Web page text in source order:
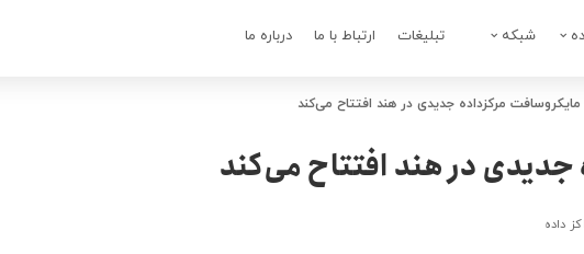
شبکه تبلیغات ارتباط با ما درباره ما
مایکروسافت مرکزداده جدیدی در هند افتتاح می‌کند
جدیدی در هند افتتاح می‌کند
داده